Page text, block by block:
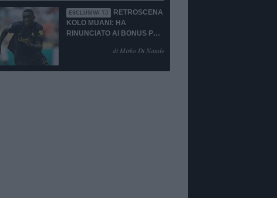
ESCLUSIVA TJ
RETROSCENA
KOLO MUANI: HA
RINUNCIATO AI BONUS PUR
di Mirko Di Natale